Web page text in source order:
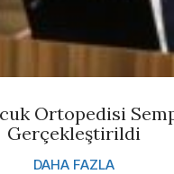
Ortopedisi
Gerçekleştirildi
DAHA FAZLA